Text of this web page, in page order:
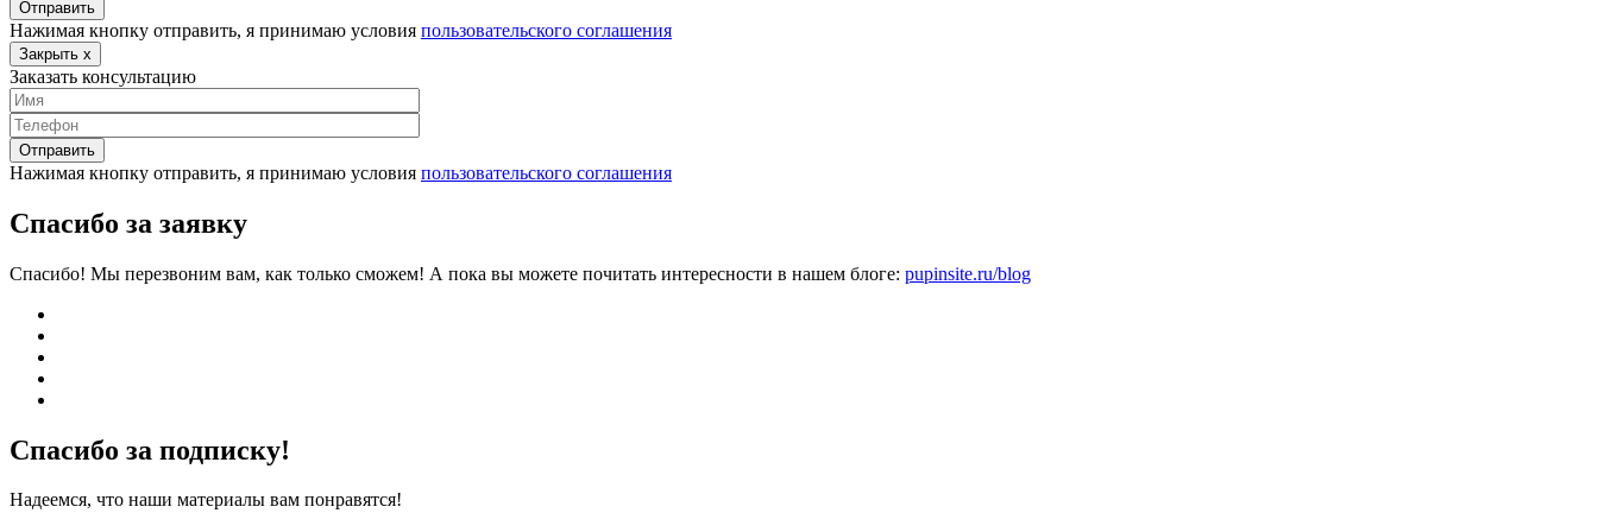
Нажимая кнопку отправить, я принимаю условия пользовательского соглашения
Закрыть x
Заказать консультацию
Нажимая кнопку отправить, я принимаю условия пользовательского соглашения
Спасибо за заявку
Спасибо! Мы перезвоним вам, как только сможем! А пока вы можете почитать интересности в нашем блоге: pupinsite.ru/blog
Спасибо за подписку!
Надеемся, что наши материалы вам понравятся!